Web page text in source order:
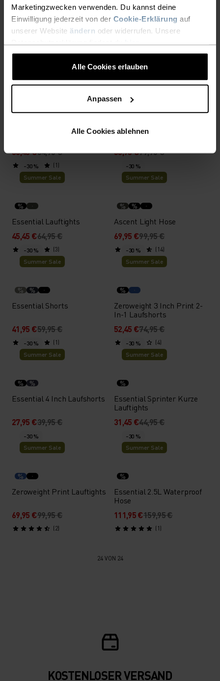
Marketingzwecken verwenden. Du kannst deine
Einwilligung jederzeit von der Cookie-Erklärung auf
unserer Website ändern oder widerrufen. Unsere
Alle Cookies erlauben
Anpassen
Alle Cookies ablehnen
%
Ascent Shorts
%
Essential 365 4 Inch
Laufshorts
Summer Sale
%
Zeroweight 4 Inch
38,45 €54,95 €
(1)
Summer Sale
%
X-Alp Trail Laufrock
55,95 €79,95 €
-30 %
Summer Sale
%
Essential Lauftights
45,45 €64,95 €
(3)
-30 %
Summer Sale
% %
Ascent Light Hose
69,95 €99,95 €
(14)
-30 %
Summer Sale
% %
Essential Shorts
41,95 €59,95 €
(1)
-30 %
Summer Sale
%
Zeroweight 3 Inch Print 2-
In-1 Laufshorts
52,45 €74,95 €
(4)
-30 %
Summer Sale
% %
Essential 4 Inch Laufshorts
27,95 €39,95 €
-30 %
Summer Sale
%
Essential Sprinter Kurze
Lauftights
31,45 €44,95 €
-30 %
Summer Sale
%
Zeroweight Print Lauftights
69,95 €99,95 €
(2)
-30 %
Summer Sale
%
Essential 2.5L Waterproof
Hose
111,95 €159,95 €
(1)
24 VON 24
KOSTENLOSER VERSAND